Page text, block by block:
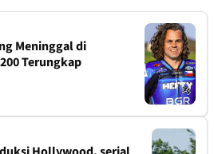
Meninggal di
Terungkap